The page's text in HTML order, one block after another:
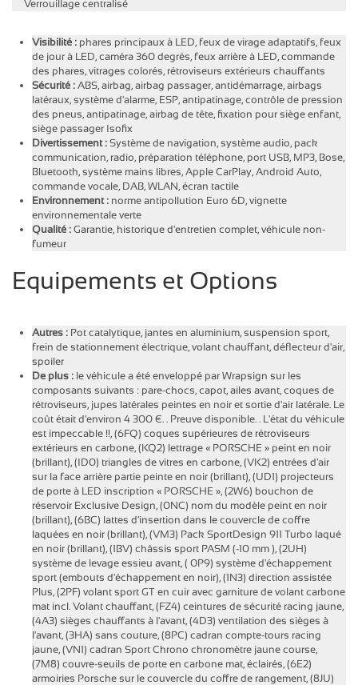
Verrouillage centralisé
Visibilité : phares principaux à LED, feux de virage adaptatifs, feux
de jour à LED, caméra 360 degrés, feux arrière à LED, commande
des phares, vitrages colorés, rétroviseurs extérieurs chauffants
Sécurité : ABS, airbag, airbag passager, antidémarrage, airbags
latéraux, système d'alarme, ESP, antipatinage, contrôle de pression
des pneus, antipatinage, airbag de tête, fixation pour siège enfant,
siège passager Isofix
Divertissement : Système de navigation, système audio, pack
communication, radio, préparation téléphone, port USB, MP3, Bose,
Bluetooth, système mains libres, Apple CarPlay, Android Auto,
commande vocale, DAB, WLAN, écran tactile
Environnement : norme antipollution Euro 6D, vignette
environnementale verte
Qualité : Garantie, historique d'entretien complet, véhicule non-
fumeur
Equipements et Options
Autres : Pot catalytique, jantes en aluminium, suspension sport,
frein de stationnement électrique, volant chauffant, déflecteur d'air,
spoiler
De plus : le véhicule a été enveloppé par Wrapsign sur les
composants suivants : pare-chocs, capot, ailes avant, coques de
rétroviseurs, jupes latérales peintes en noir et sortie d'air latérale. Le
coût était d'environ 4 300 €. . Preuve disponible. . L'état du véhicule
est impeccable !!, (6FQ) coques supérieures de rétroviseurs
extérieurs en carbone, (KQ2) lettrage « PORSCHE » peint en noir
(brillant), (ID0) triangles de vitres en carbone, (VK2) entrées d'air
sur la face arrière partie peinte en noir (brillant), (UD1) projecteurs
de porte à LED inscription « PORSCHE », (2W6) bouchon de
réservoir Exclusive Design, (0NC) nom du modèle peint en noir
(brillant), (6BC) lattes d'insertion dans le couvercle de coffre
laquées en noir (brillant), (VM3) Pack SportDesign 911 Turbo laqué
en noir (brillant), (1BV) châssis sport PASM (-10 mm ), (2UH)
système de levage essieu avant, ( 0P9) système d'échappement
sport (embouts d'échappement en noir), (1N3) direction assistée
Plus, (2PF) volant sport GT en cuir avec garniture de volant carbone
mat incl. Volant chauffant, (FZ4) ceintures de sécurité racing jaune,
(4A3) sièges chauffants à l'avant, (4D3) ventilation des sièges à
l'avant, (3HA) sans couture, (8PC) cadran compte-tours racing
jaune, (VN1) cadran Sport Chrono chronomètre jaune course,
(7M8) couvre-seuils de porte en carbone mat, éclairés, (6E2)
armoiries Porsche sur le couvercle du coffre de rangement, (8JU)